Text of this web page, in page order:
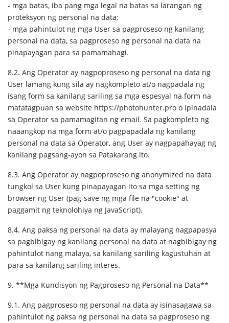
- mga batas, iba pang mga legal na batas sa larangan ng
proteksyon ng personal na data;
- mga pahintulot ng mga User sa pagproseso ng kanilang
personal na data, sa pagproseso ng personal na data na
pinapayagan para sa pamamahagi.
8.2. Ang Operator ay nagpoproseso ng personal na data ng
User lamang kung sila ay nagkompleto at/o nagpadala ng
isang form sa kanilang sariling sa mga espesyal na form na
matatagpuan sa website https://photohunter.pro o ipinadala
sa Operator sa pamamagitan ng email. Sa pagkompleto ng
naaangkop na mga form at/o pagpapadala ng kanilang
personal na data sa Operator, ang User ay nagpapahayag ng
kanilang pagsang-ayon sa Patakarang ito.
8.3. Ang Operator ay nagpoproseso ng anonymized na data
tungkol sa User kung pinapayagan ito sa mga setting ng
browser ng User (pag-save ng mga file na "cookie" at
paggamit ng teknolohiya ng JavaScript).
8.4. Ang paksa ng personal na data ay malayang nagpapasya
sa pagbibigay ng kanilang personal na data at nagbibigay ng
pahintulot nang malaya, sa kanilang sariling kagustuhan at
para sa kanilang sariling interes.
9. **Mga Kundisyon ng Pagproseso ng Personal na Data**
9.1. Ang pagproseso ng personal na data ay isinasagawa sa
pahintulot ng paksa ng personal na data sa pagproseso ng